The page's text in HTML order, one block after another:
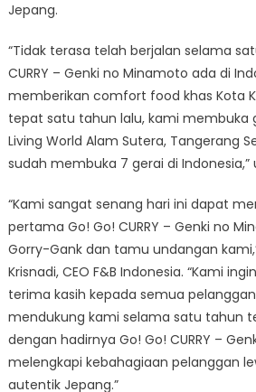
Jepang.
“Tidak terasa telah berjalan selama
CURRY – Genki no Minamoto ada di
memberikan comfort food khas Kota
tepat satu tahun lalu, kami membuka
Living World Alam Sutera, Tangerang
sudah membuka 7 gerai di Indonesia,”
“Kami sangat senang hari ini dapat
pertama Go! Go! CURRY – Genki no
Gorry-Gank dan tamu undangan
Krisnadi, CEO F&B Indonesia. “Kami
terima kasih kepada semua
mendukung kami selama satu tahun
dengan hadirnya Go! Go! CURRY –
melengkapi kebahagiaan pelanggan
autentik Jepang.”